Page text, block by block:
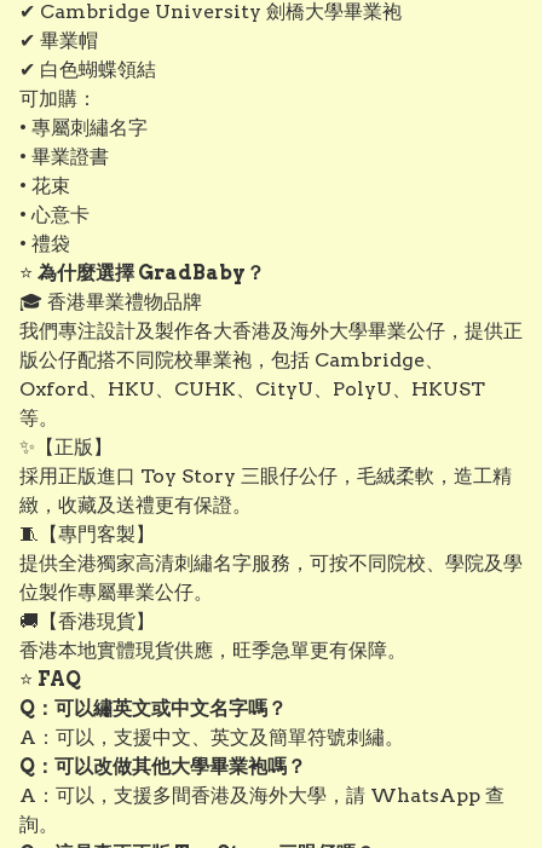
✔ Cambridge University 劍橋大學畢業袍
✔ 畢業帽
✔ 白色蝴蝶領結
可加購：
• 專屬刺繡名字
• 畢業證書
• 花束
• 心意卡
• 禮袋
⭐ 為什麼選擇 GradBaby？
🎓 香港畢業禮物品牌
我們專注設計及製作各大香港及海外大學畢業公仔，提供正
版公仔配搭不同院校畢業袍，包括 Cambridge、
Oxford、HKU、CUHK、CityU、PolyU、HKUST
等。
✨【正版】
採用正版進口 Toy Story 三眼仔公仔，毛絨柔軟，造工精
緻，收藏及送禮更有保證。
🧵【專門客製】
提供全港獨家高清刺繡名字服務，可按不同院校、學院及學
位製作專屬畢業公仔。
🚚【香港現貨】
香港本地實體現貨供應，旺季急單更有保障。
⭐ FAQ
Q：可以繡英文或中文名字嗎？
A：可以，支援中文、英文及簡單符號刺繡。
Q：可以改做其他大學畢業袍嗎？
A：可以，支援多間香港及海外大學，請 WhatsApp 查
詢。